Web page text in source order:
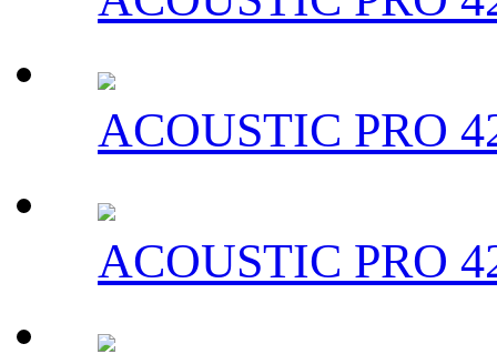
ACOUSTIC PRO
ACOUSTIC PRO